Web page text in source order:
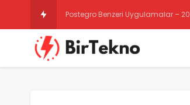
Instagram Gizli Hesap Görme